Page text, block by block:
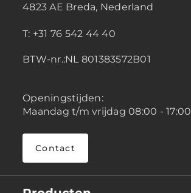
4823 AE Breda, Nederland
T: +31 76 542 44 40
BTW-nr.:NL 801383572B01
Openingstijden:
Maandag t/m vrijdag 08:00 - 17:00
Contact